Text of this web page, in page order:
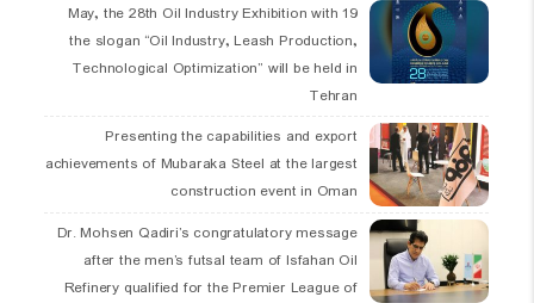
19 May, the 28th Oil Industry Exhibition with
the slogan “Oil Industry, Leash Production,
Technological Optimization” will be held in
Tehran
Presenting the capabilities and export
achievements of Mubaraka Steel at the largest
construction event in Oman
Dr. Mohsen Qadiri’s congratulatory message
after the men’s futsal team of Isfahan Oil
Refinery qualified for the Premier League of